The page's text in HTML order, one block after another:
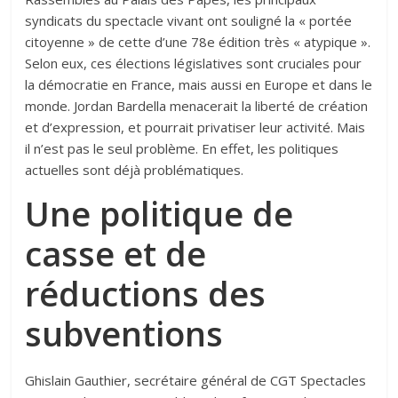
syndicats du spectacle vivant ont souligné la « portée
citoyenne » de cette d’une 78e édition très « atypique ».
Selon eux, ces élections législatives sont cruciales pour
la démocratie en France, mais aussi en Europe et dans le
monde. Jordan Bardella menacerait la liberté de création
et d’expression, et pourrait privatiser leur activité. Mais
il n’est pas le seul problème. En effet, les politiques
actuelles sont déjà problématiques.
Une politique de
casse et de
réductions des
subventions
Ghislain Gauthier, secrétaire général de CGT Spectacles